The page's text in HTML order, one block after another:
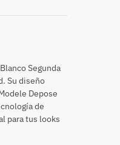
Segunda
Su diseño
Depose
de
para tus looks